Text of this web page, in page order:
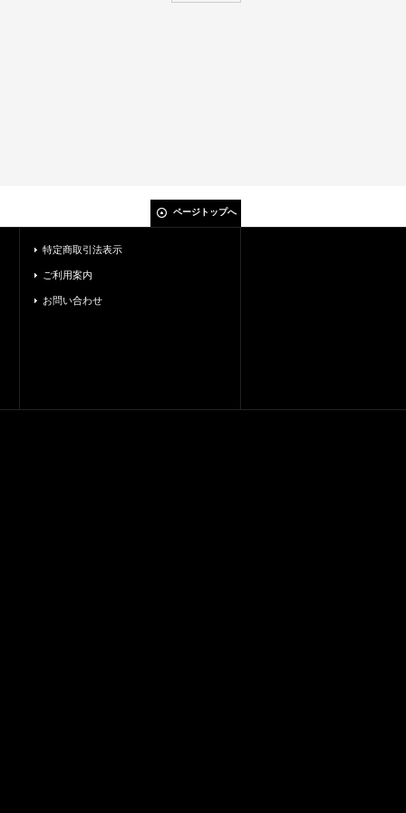
ページトップへ
特定商取引法表示
ご利用案内
お問い合わせ